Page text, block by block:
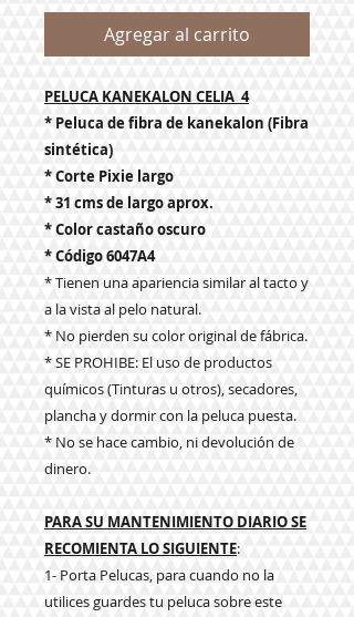
Agregar al carrito
PELUCA KANEKALON CELIA 4
* Peluca de fibra de kanekalon (Fibra
sintética)
* Corte Pixie largo
* 31 cms de largo aprox.
* Color castaño oscuro
* Código 6047A4
* Tienen una apariencia similar al tacto y
a la vista al pelo natural.
* No pierden su color original de fábrica.
* SE PROHIBE: El uso de productos
químicos (Tinturas u otros), secadores,
plancha y dormir con la peluca puesta.
* No se hace cambio, ni devolución de
dinero.
PARA SU MANTENIMIENTO DIARIO SE
RECOMIENTA LO SIGUIENTE:
1- Porta Pelucas, para cuando no la
utilices guardes tu peluca sobre este